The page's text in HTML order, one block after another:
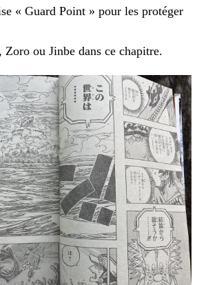
« Guard Point » pour les protéger
Zoro ou Jinbe dans ce chapitre.